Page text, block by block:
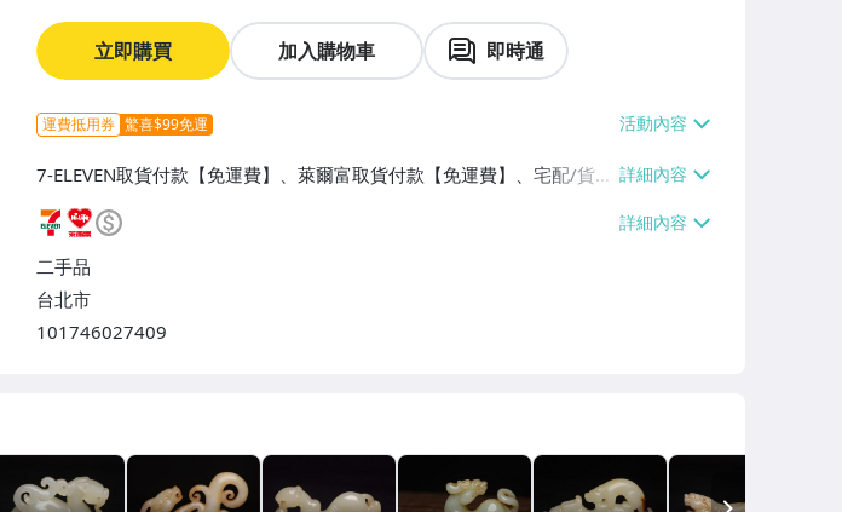
立即購買 加入購物車 即時通
運費抵用券 驚喜$99免運
7-ELEVEN取貨付款【免運費】、萊爾富取貨付款【免運費】、宅配/貨運
【免運費】
二手品
台北市
101746027409